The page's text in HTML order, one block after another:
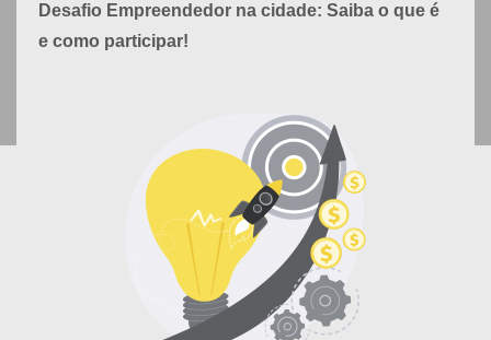
Desafio Empreendedor na cidade: Saiba o que é
e como participar!